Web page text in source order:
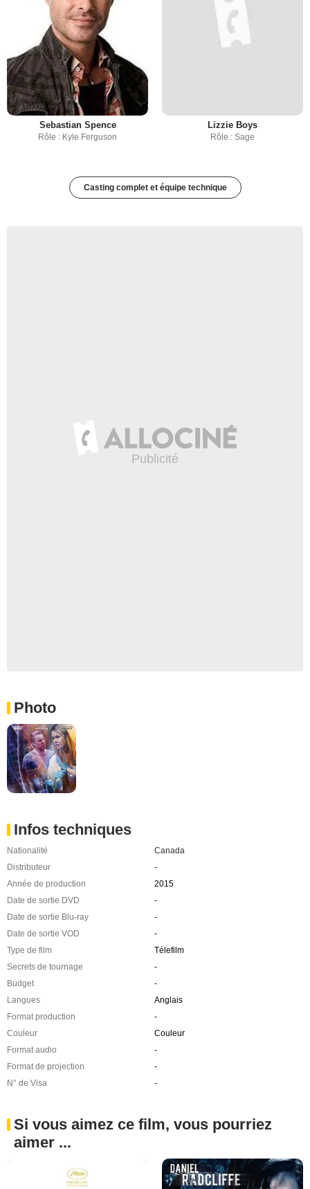
Sebastian Spence
Rôle : Kyle Ferguson
Lizzie Boys
Rôle : Sage
Casting complet et équipe technique
Photo
Infos techniques
Nationalité
Canada
Distributeur
-
Année de production
2015
Date de sortie DVD
-
Date de sortie Blu-ray
-
Date de sortie VOD
-
Type de film
Télefilm
Secrets de tournage
-
Budget
-
Langues
Anglais
Format production
-
Couleur
Couleur
Format audio
-
Format de projection
-
N° de Visa
-
Si vous aimez ce film, vous pourriez
aimer ...